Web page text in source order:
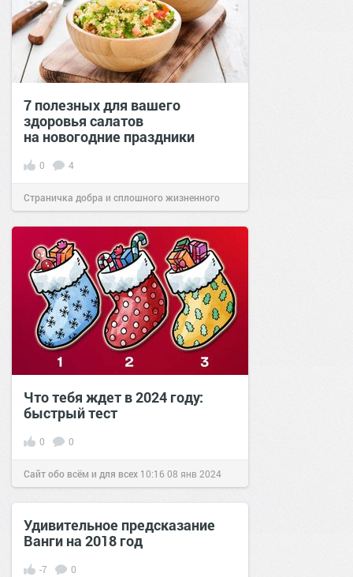
7 полезных для вашего
здоровья салатов
на новогодние праздники
0 4
Страничка добра и сплошного жизненного
позитива!15:5030 дек 2020
Что тебя ждет в 2024 году:
быстрый тест
0 0
Сайт обо всём и для всех 10:1608 янв 2024
Удивительное предсказание
Ванги на 2018 год
-7 0